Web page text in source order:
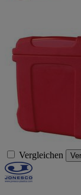
Vergleichen